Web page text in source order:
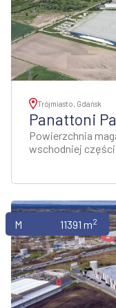
Trójmiasto, Gdańsk
Panattoni
Powierzchnia
wschodniej części
Magazyny 11391 m2